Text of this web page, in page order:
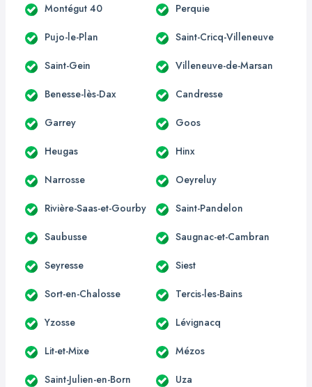
Montégut 40 Perquie
Pujo-le-Plan Saint-Cricq-Villeneuve
Saint-Gein Villeneuve-de-Marsan
Benesse-lès-Dax Candresse
Garrey Goos
Heugas Hinx
Narrosse Oeyreluy
Rivière-Saas-et-Gourby Saint-Pandelon
Saubusse Saugnac-et-Cambran
Seyresse Siest
Sort-en-Chalosse Tercis-les-Bains
Yzosse Lévignacq
Lit-et-Mixe Mézos
Saint-Julien-en-Born Uza